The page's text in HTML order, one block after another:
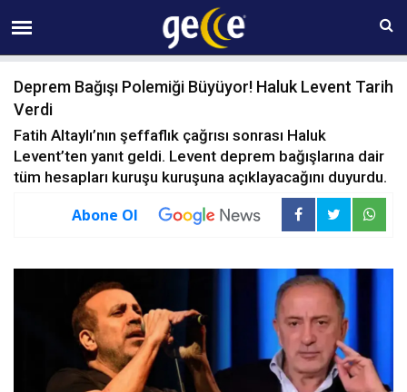
09 AĞUSTOS Pazar 06:31
Deprem Bağışı Polemiği Büyüyor! Haluk Levent Tarih
Verdi
Fatih Altaylı’nın şeffaflık çağrısı sonrası Haluk
Levent’ten yanıt geldi. Levent deprem bağışlarına dair
tüm hesapları kuruşu kuruşuna açıklayacağını duyurdu.
Abone Ol